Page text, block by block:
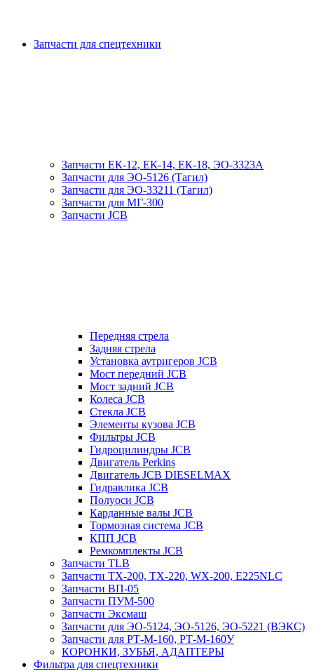
Запчасти для спецтехники
Запчасти ЕК-12, ЕК-14, ЕК-18, ЭО-3323А
Запчасти для ЭО-5126 (Тагил)
Запчасти для ЭО-33211 (Тагил)
Запчасти для МГ-300
Запчасти JCB
Передняя стрела
Задняя стрела
Установка аутригеров JCB
Мост передний JCB
Мост задний JCB
Колеса JCB
Стекла JCB
Элементы кузова JCB
Фильтры JCB
Гидроцилиндры JCB
Двигатель Perkins
Двигатель JCB DIESELMAX
Гидравлика JCB
Полуоси JCB
Карданные валы JCB
Тормозная система JCB
КПП JCB
Ремкомплекты JCB
Запчасти TLB
Запчасти TX-200, TX-220, WX-200, E225NLC
Запчасти ВП-05
Запчасти ПУМ-500
Запчасти Эксмаш
Запчасти для ЭО-5124, ЭО-5126, ЭО-5221 (ВЭКС)
Запчасти для РТ-М-160, РТ-М-160У
КОРОНКИ, ЗУБЬЯ, АДАПТЕРЫ
Фильтра для спецтехники